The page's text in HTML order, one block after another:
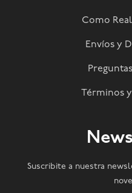
Como
Envíos y
Términos
Suscribite a nuestra